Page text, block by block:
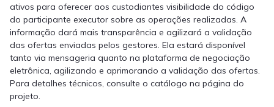
ativos para oferecer aos custodiantes visibilidade do código
do participante executor sobre as operações realizadas. A
informação dará mais transparência e agilizará a validação
das ofertas enviadas pelos gestores. Ela estará disponível
tanto via mensageria quanto na plataforma de negociação
eletrônica, agilizando e aprimorando a validação das ofertas.
Para detalhes técnicos, consulte o catálogo na página do
projeto.